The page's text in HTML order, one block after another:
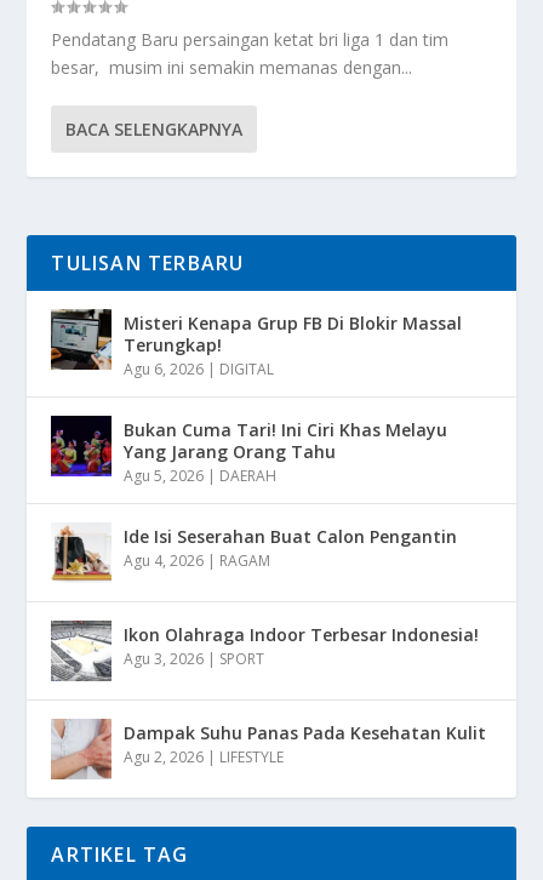
Pendatang Baru persaingan ketat bri liga 1 dan tim
besar, musim ini semakin memanas dengan...
BACA SELENGKAPNYA
TULISAN TERBARU
Misteri Kenapa Grup FB Di Blokir Massal
Terungkap!
Agu 6, 2026 | DIGITAL
Bukan Cuma Tari! Ini Ciri Khas Melayu
Yang Jarang Orang Tahu
Agu 5, 2026 | DAERAH
Ide Isi Seserahan Buat Calon Pengantin
Agu 4, 2026 | RAGAM
Ikon Olahraga Indoor Terbesar Indonesia!
Agu 3, 2026 | SPORT
Dampak Suhu Panas Pada Kesehatan Kulit
Agu 2, 2026 | LIFESTYLE
ARTIKEL TAG